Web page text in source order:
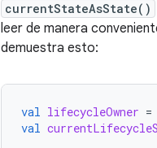
currentStateAsState()
leer de manera
demuestra esto:
val lifecycleOwner =
val